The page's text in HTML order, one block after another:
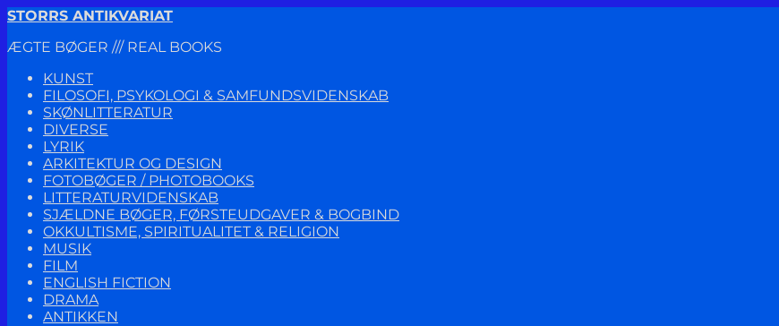
Spring
navigation
Spring
indhold
STORRS ANTIKVARIAT
ÆGTE BØGER /// REAL BOOKS
KUNST
FILOSOFI, PSYKOLOGI & SAMFUNDSVIDENSKAB
SKØNLITTERATUR
DIVERSE
LYRIK
ARKITEKTUR OG DESIGN
FOTOBØGER / PHOTOBOOKS
LITTERATURVIDENSKAB
SJÆLDNE BØGER, FØRSTEUDGAVER & BOGBIND
OKKULTISME, SPIRITUALITET & RELIGION
MUSIK
FILM
ENGLISH FICTION
DRAMA
ANTIKKEN